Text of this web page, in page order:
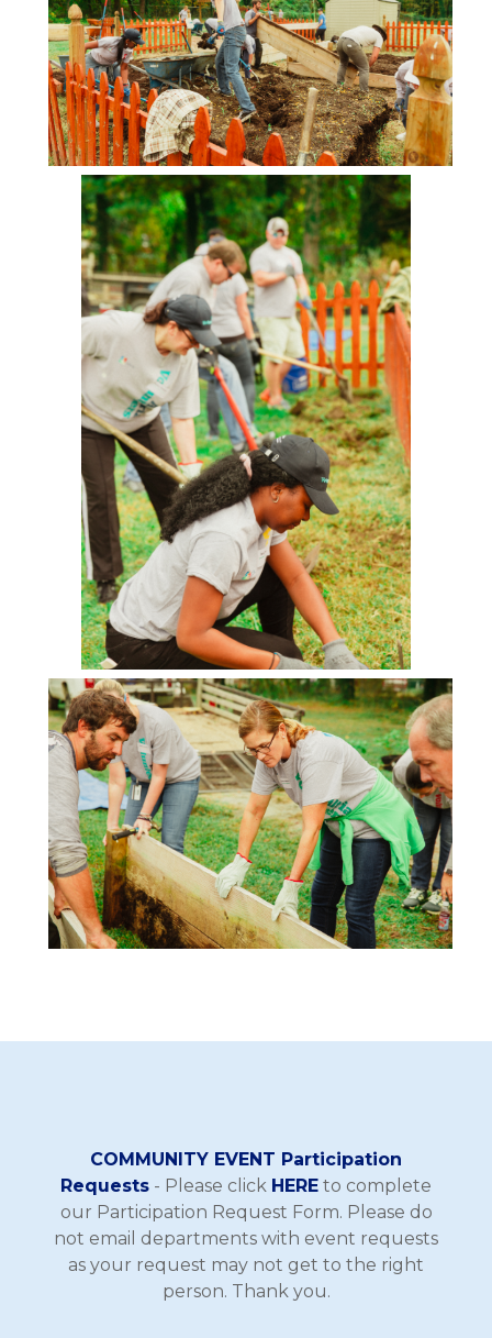
COMMUNITY EVENT Participation
Requests - Please click HERE to complete
our Participation Request Form. Please do
not email departments with event requests
as your request may not get to the right
person. Thank you.